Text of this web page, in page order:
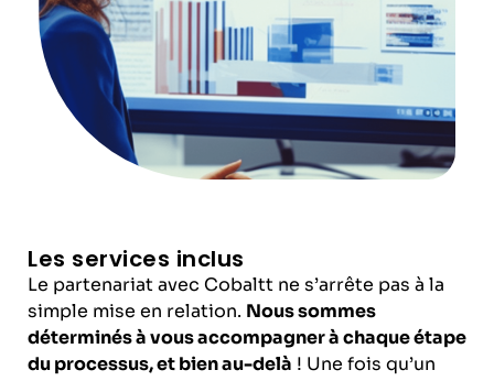
Les services inclus
Le partenariat avec Cobaltt ne s’arrête pas à la
simple mise en relation. Nous sommes
déterminés à vous accompagner à chaque étape
du processus, et bien au-delà ! Une fois qu’un